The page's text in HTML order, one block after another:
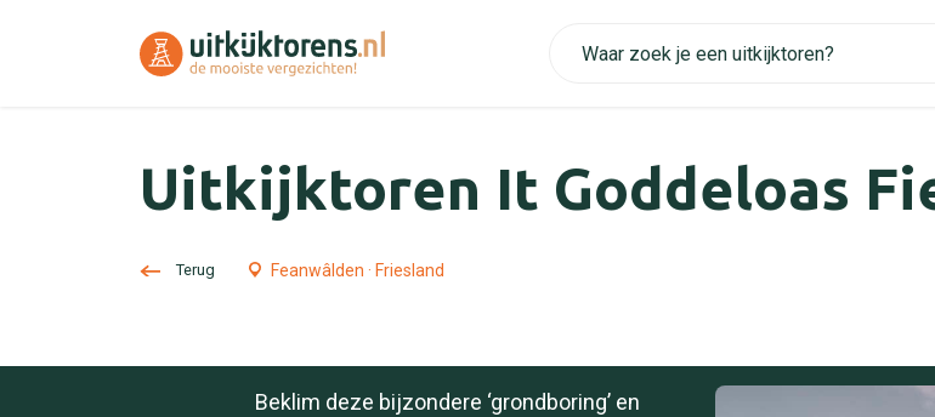
Uitkijktoren It Goddeloas
Terug Feanwâlden · Friesland
Beklim deze bijzondere ‘grondboring’ en